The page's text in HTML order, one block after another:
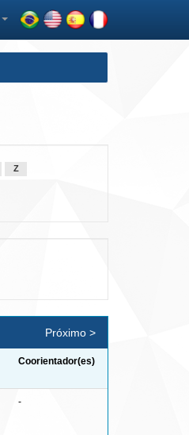
Z
Próximo >
Coorientador(es)
-